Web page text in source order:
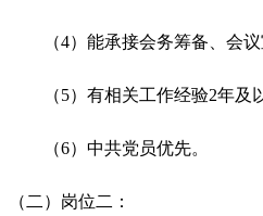
（4）能承接会务筹备、会
（5）有相关工作经验2年及
（6）中共党员优先。
（二）岗位二 ：